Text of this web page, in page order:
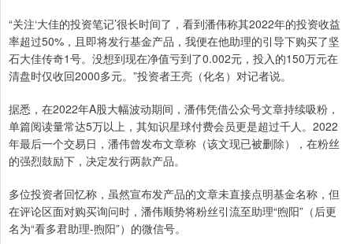
“关注‘大佳的投资笔记’很长时间了，看到潘伟称其2022年的投资收益
率超过50%，且即将发行基金产品，我便在他助理的引导下购买了坚
石大佳传奇1号。没想到现在净值亏到了0.002元，投入的150万元在
清盘时仅收回2000多元。”投资者王亮（化名）对记者说。
据悉，在2022年A股大幅波动期间，潘伟凭借公众号文章持续吸粉，
单篇阅读量常达5万以上，其知识星球付费会员更是超过千人。2022
年最后一个交易日，潘伟曾发布文章称（该文现已被删除），在粉丝
的强烈鼓励下，决定发行两款产品。
多位投资者回忆称，虽然宣布发产品的文章未直接点明基金名称，但
在评论区面对购买询问时，潘伟顺势将粉丝引流至助理“煦阳”（后更
名为“看多君助理-煦阳”）的微信号。